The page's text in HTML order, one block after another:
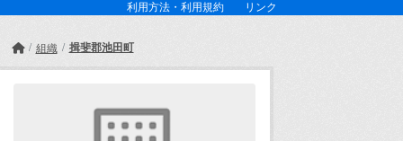
利用方法・利用規約 リンク
組織 揖斐郡池田町